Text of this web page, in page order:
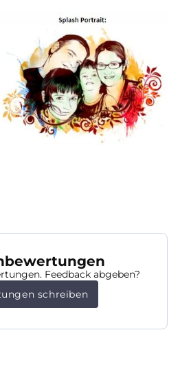
Feedback abgeben?
schreiben